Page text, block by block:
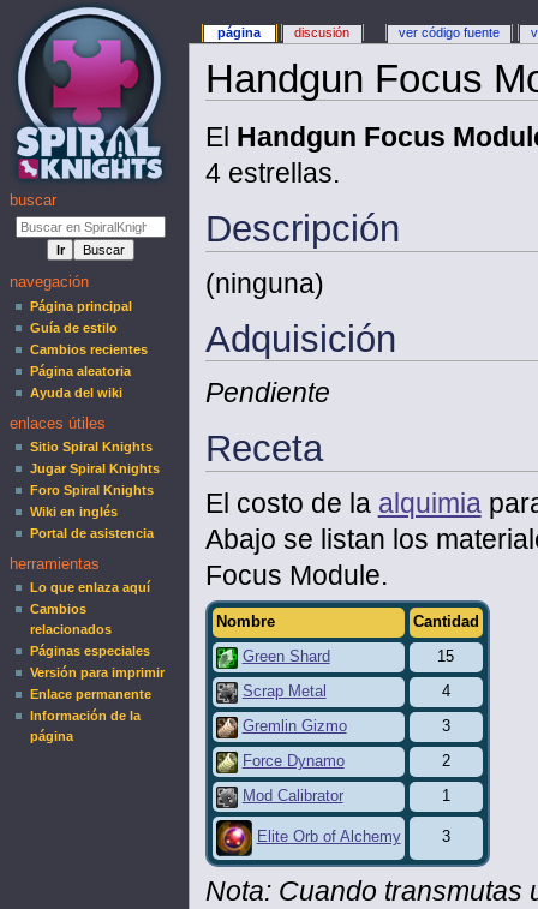
Handgun Focus
El Handgun Focus
4 estrellas.
Descripción
(ninguna)
Adquisición
Pendiente
Receta
El costo de la alquimia
Abajo se listan los
Focus Module.
Nombre Cantidad
Green Shard 15
Scrap Metal 4
Gremlin Gizmo 3
Force Dynamo 2
Mod Calibrator 1
Elite Orb of Alchemy 3
Nota: Cuando
página discusión ver código fuente
buscar
navegación
Página principal
Guía de estilo
Cambios recientes
Página aleatoria
Ayuda del wiki
enlaces útiles
Sitio Spiral Knights
Jugar Spiral Knights
Foro Spiral Knights
Wiki en inglés
Portal de asistencia
herramientas
Lo que enlaza aquí
Cambios
relacionados
Páginas especiales
Versión para imprimir
Enlace permanente
Información de la
página